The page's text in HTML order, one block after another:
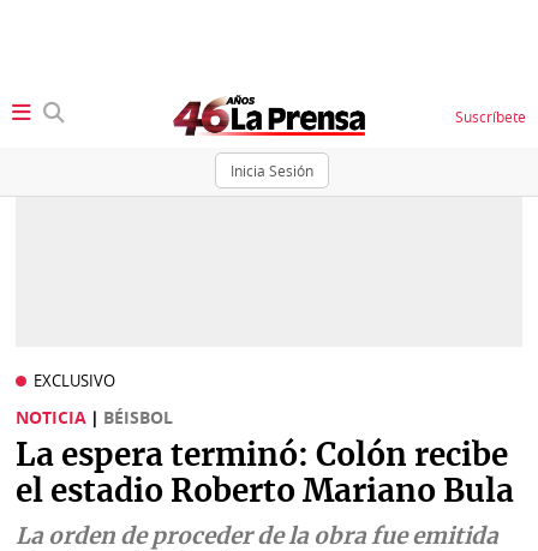
Inicia Sesión
Suscríbete
Sociedad
Judiciales
Política
Economía
Vivir+
Opinión
EXCLUSIVO
NOTICIA | BÉISBOL
La espera terminó: Colón recibe
el estadio Roberto Mariano Bula
La orden de proceder de la obra fue emitida